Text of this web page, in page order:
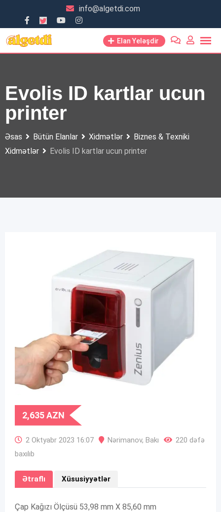
content
info@algetdi.com
Elan Yeləşdir
Evolis ID kartlar ucun
printer
Əsas Bütün Elanlar Xidmətlər
Biznes & Texniki
Xidmətlər
Evolis ID kartlar ucun printer
2,635AZN
2 Oktyabr 2023 16:07 Nərimanov, Bakı
220 dəfə
baxılıb
Ətraflı Xüsusiyyətlər
Çap Kağızı Ölçüsü 53,98 mm X 85,60 mm